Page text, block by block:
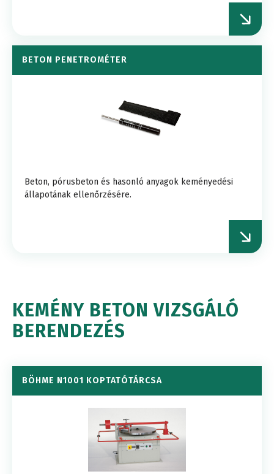
BETON PENETROMÉTER
Beton, pórusbeton és hasonló anyagok keményedési
állapotának ellenőrzésére.
KEMÉNY BETON VIZSGÁLÓ
BERENDEZÉS
BÖHME N1001 KOPTATÓTÁRCSA